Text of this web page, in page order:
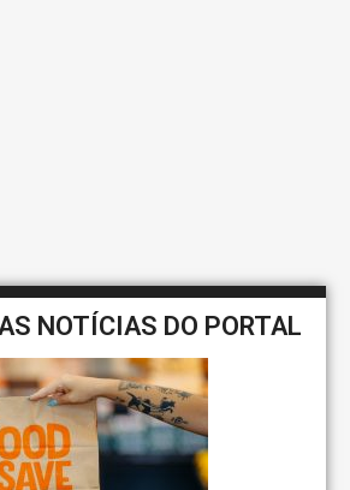
NOTÍCIAS DO PORTAL